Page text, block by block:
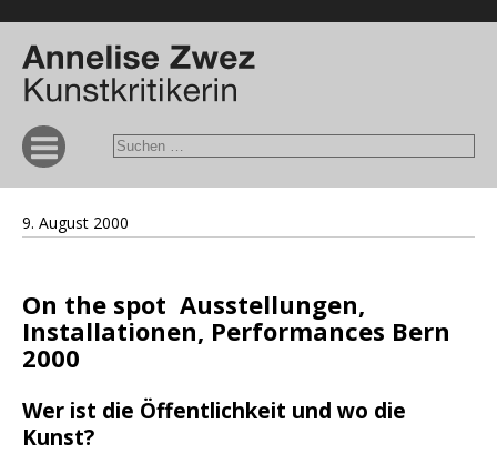
9. August 2000
On the spot  Ausstellungen,
Installationen, Performances Bern
2000
Wer ist die Öffentlichkeit und wo die
Kunst?